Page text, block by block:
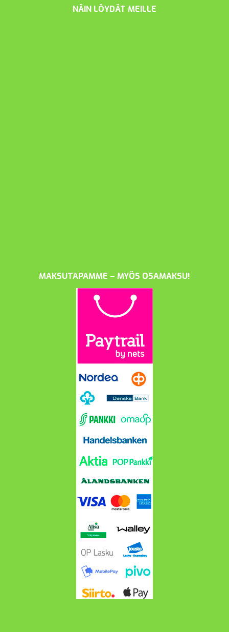
NÄIN LÖYDÄT MEILLE
MAKSUTAPAMME – MYÖS OSAMAKSU!